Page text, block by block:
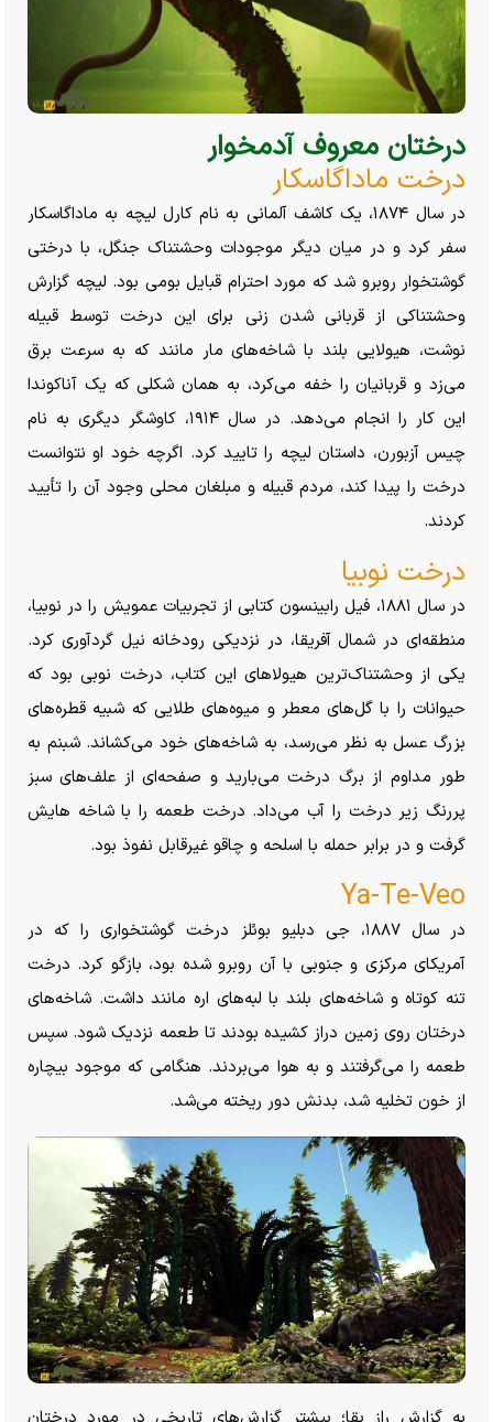
درختان معروف آدمخوار
درخت ماداگاسکار
در سال ۱۸۷۴، یک کاشف آلمانی به نام کارل لیچه به ماداگاسکار
سفر کرد و در میان دیگر موجودات وحشتناک جنگل، با درختی
گوشتخوار روبرو شد که مورد احترام قبایل بومی بود. لیچه گزارش
وحشتناکی از قربانی شدن زنی برای این درخت توسط قبیله
نوشت، هیولایی بلند با شاخه‌های مار مانند که به سرعت برق
می‌زد و قربانیان را خفه می‌کرد، به همان شکلی که یک آناکوندا
این کار را انجام می‌دهد. در سال ۱۹۱۴، کاوشگر دیگری به نام
چیس آزبورن، داستان لیچه را تایید کرد. اگرچه خود او نتوانست
درخت را پیدا کند، مردم قبیله و مبلغان محلی وجود آن را تأیید
کردند.
درخت نوبیا
در سال ۱۸۸۱، فیل رابینسون کتابی از تجربیات عمویش را در نوبیا،
منطقه‌ای در شمال آفریقا، در نزدیکی رودخانه نیل گردآوری کرد.
یکی از وحشتناک‌ترین هیولا‌های این کتاب، درخت نوبی بود که
حیوانات را با گل‌های معطر و میوه‌های طلایی که شبیه قطره‌های
بزرگ عسل به نظر می‌رسد، به شاخه‌های خود می‌کشاند. شبنم به
طور مداوم از برگ درخت می‌بارید و صفحه‌ای از علف‌های سبز
پررنگ زیر درخت را آب می‌داد. درخت طعمه را با شاخه هایش
گرفت و در برابر حمله با اسلحه و چاقو غیرقابل نفوذ بود.
Ya-Te-Veo
در سال ۱۸۸۷، جی دبلیو بوئلز درخت گوشتخواری را که در
آمریکای مرکزی و جنوبی با آن روبرو شده بود، بازگو کرد. درخت
تنه کوتاه و شاخه‌های بلند با لبه‌های اره مانند داشت. شاخه‌های
درختان روی زمین دراز کشیده بودند تا طعمه نزدیک شود. سپس
طعمه را می‌گرفتند و به هوا می‌بردند. هنگامی که موجود بیچاره
از خون تخلیه شد، بدنش دور ریخته می‌شد.